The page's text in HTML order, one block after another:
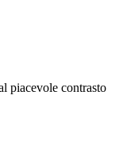
piacevole contrasto